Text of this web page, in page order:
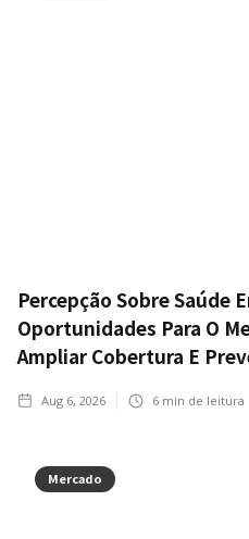
Percepção Sobre Saúde
Oportunidades Para O
Ampliar Cobertura E
Aug 6, 2026 6 min de leitura
Mercado